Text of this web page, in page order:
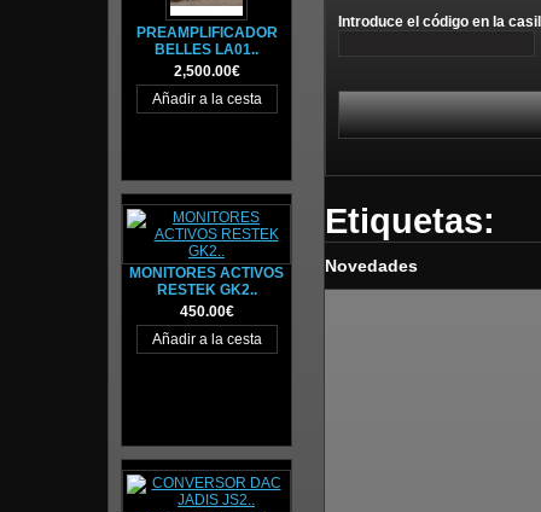
PREAMPLIFICADOR
BELLES LA01..
2,500.00€
MONITORES ACTIVOS
RESTEK GK2..
450.00€
Introduce el código en la
Etiquetas:
Novedades